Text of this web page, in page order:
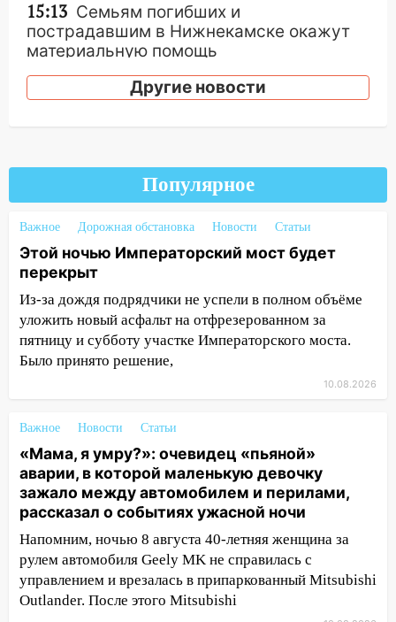
15:13 Семьям погибших и
пострадавшим в Нижнекамске окажут
материальную помощь
15:05
Столкновение двух «Лад» в
Димитровграде: пассажирка оказалась
перевернулся самодельный байк
14:21 Волонтеры «ЛизаАлерт»
выложили ориентировку на пропавшего
8 августа в шторм ульяновского
блогера
14:00 Этой ночью Императорский мост
будет перекрыт
13:49 Сотрудники СУ СК России по
Ульяновской области вручили ключи от
квартир сиротам и детям, оставшихся
13:36
«пьяной» аварии, в которой маленькую
девочку зажало между автомобилем и
перилами, рассказал о событиях
ужасной ночи
13:05 17-летний парень находился за
рулем мотоцикла во время ДТП в Новом
городе: в ГАИ прокомментировали
сегодняшнюю аварию
Другие новости
Популярное
Важное Дорожная обстановка Новости Статьи
Этой ночью Императорский мост будет
перекрыт
Из-за дождя подрядчики не успели в полном объёме
уложить новый асфальт на отфрезерованном за
пятницу и субботу участке Императорского моста.
Было принято решение,
10.08.2026
Важное Новости Статьи
«Мама, я умру?»: очевидец «пьяной»
аварии, в которой маленькую девочку
зажало между автомобилем и перилами,
рассказал о событиях ужасной ночи
Напомним, ночью 8 августа 40-летняя женщина за
рулем автомобиля Geely MK не справилась с
управлением и врезалась в припаркованный Mitsubishi
Outlander. После этого Mitsubishi